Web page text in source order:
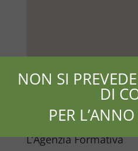
L’Agenzia Formativa
NON SI
DI
PER